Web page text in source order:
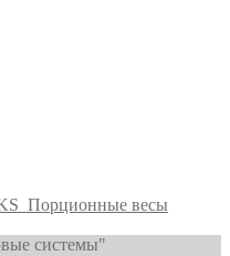
Порционные весы
системы"